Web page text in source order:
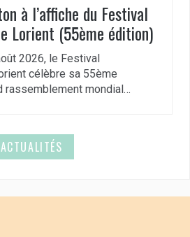
à l’affiche du Festival
Lorient (55ème édition)
2026, le Festival
célèbre sa 55ème
rassemblement mondial…